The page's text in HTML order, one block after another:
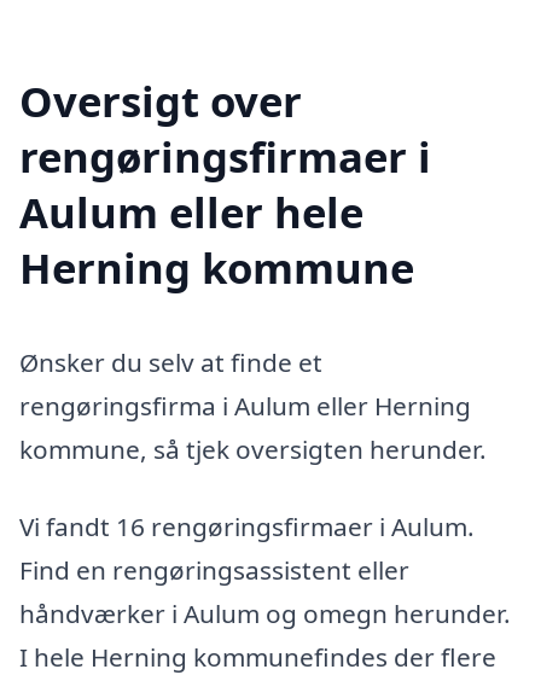
Oversigt over
rengøringsfirmaer i
Aulum eller hele
Herning kommune
Ønsker du selv at finde et
rengøringsfirma i Aulum eller Herning
kommune, så tjek oversigten herunder.
Vi fandt 16 rengøringsfirmaer i Aulum.
Find en rengøringsassistent eller
håndværker i Aulum og omegn herunder.
I hele Herning kommunefindes der flere